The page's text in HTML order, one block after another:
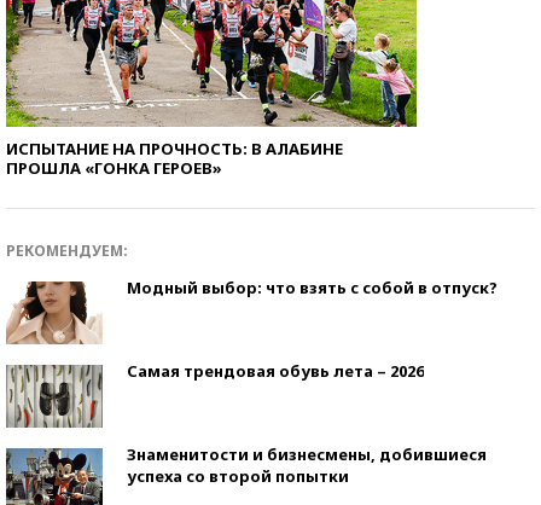
ИСПЫТАНИЕ НА ПРОЧНОСТЬ: В АЛАБИНЕ
ПРОШЛА «ГОНКА ГЕРОЕВ»
РЕКОМЕНДУЕМ:
Модный выбор: что взять с собой в отпуск?
Самая трендовая обувь лета – 2026
Знаменитости и бизнесмены, добившиеся
успеха со второй попытки